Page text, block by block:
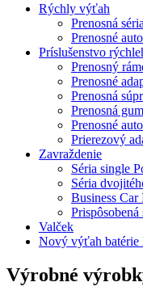
Rýchly výťah
Prenosná
Prenosné
Príslušenstvo
Prenosný
Prenosné
Prenosná
Prenosná
Prenosné
Prierezový
Zavraždenie
Séria single
Séria
Business
Valček
Nový výťah batérie
Výrobné